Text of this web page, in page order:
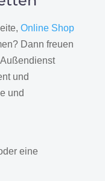
Online Shop
Dann freuen
und
und
eine